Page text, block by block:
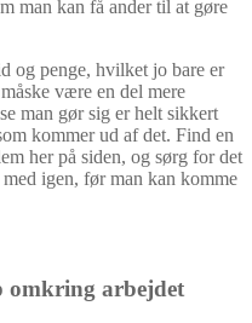
man kan få ander til at gøre
og penge, hvilket jo bare er
være en del mere
man gør sig er helt sikkert
kommer ud af det. Find en
her på siden, og sørg for det
igen, før man kan komme
omkring arbejdet